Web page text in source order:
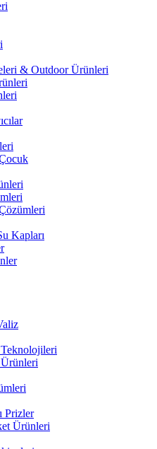
& Outdoor Ürünleri
Kapları
Prizler
Ürünleri